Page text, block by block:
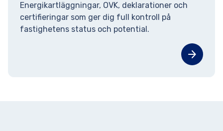
Energikartläggningar, OVK, deklarationer och
certifieringar som ger dig full kontroll på
fastighetens status och potential.
arrow_forward